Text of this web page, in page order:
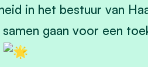
in het bestuur van
samen gaan voor een